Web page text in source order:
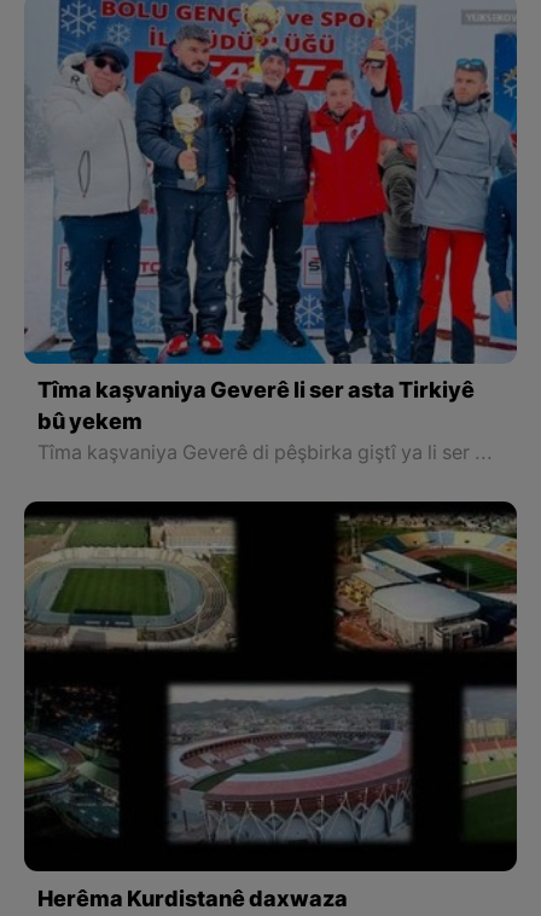
Tîma kaşvaniya Geverê li ser asta Tirkiyê
bû yekem
Tîma kaşvaniya Geverê di pêşbirka giştî ya li ser asta Tirkiyê hat birêvebirin de 33 madalî bidest xistin û wek tîm bûn şampiyon û yekemê Tirkiyê
Herêma Kurdistanê daxwaza